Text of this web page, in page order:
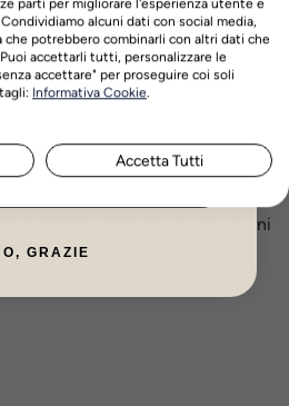
- 60g di Unika Sol al giorno.
essere inferiore ai 30 giorni
parti per migliorare l'esperienza utente e
alcuni dati con social media,
potrebbero combinarli con altri dati che
accettarli tutti, personalizzare le
accettare" per proseguire coi soli
Informativa Cookie.
Accetta Tutti
Cognome
GRAZIE